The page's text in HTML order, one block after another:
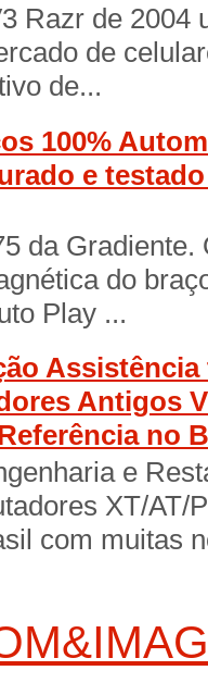
Razr de 2004
de
de...
100%
e
da
do
Play ...
Assistência
Antigos
no
e
XT/AT/
com muitas